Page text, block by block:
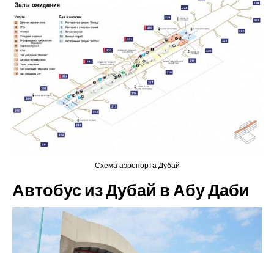
Схема аэропорта Дубай
Автобус из Дубай в Абу Даби